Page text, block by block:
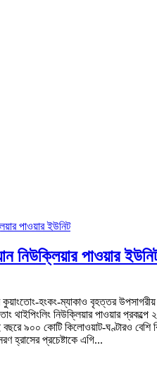
নিউক্লিয়ার পাওয়ার
কুয়াংতোং-হংকং-ম্যাকাও বৃহত্তর
থাইপিংলিং নিউক্লিয়ার পাওয়ার
৯০০ কোটি কিলোওয়াট-ঘণ্টারও বেশি
হ্রাসের প্রচেষ্টাকে এগি...